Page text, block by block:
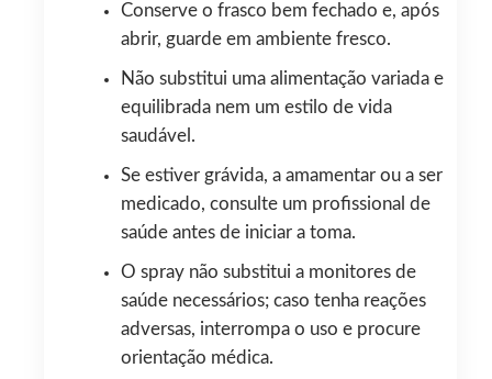
Conserve o frasco bem fechado e, após
abrir, guarde em ambiente fresco.
Não substitui uma alimentação variada e
equilibrada nem um estilo de vida
saudável.
Se estiver grávida, a amamentar ou a ser
medicado, consulte um profissional de
saúde antes de iniciar a toma.
O spray não substitui a monitores de
saúde necessários; caso tenha reações
adversas, interrompa o uso e procure
orientação médica.